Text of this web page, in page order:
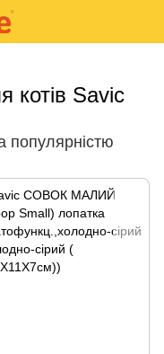
котів Savic
популярністю